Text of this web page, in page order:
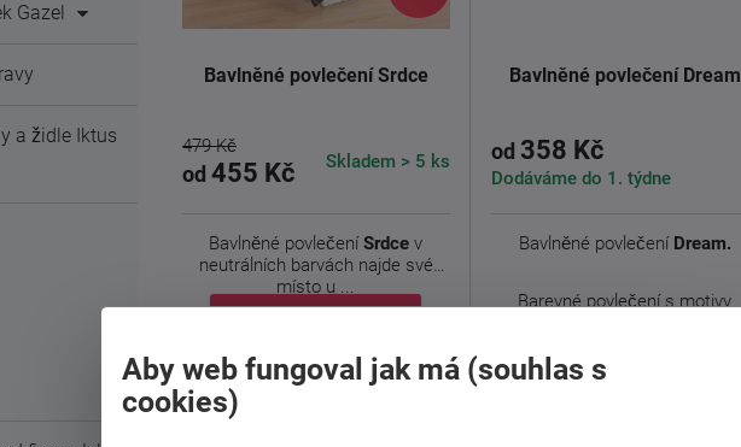
Gazel
a židle Iktus
Bavlněné povlečení Srdce
479 Kč
od 455 Kč Skladem > 5 ks
Bavlněné povlečeníSrdce v
neutrálních barvách najde své
místo u ...
Bavlněné povlečení Dream
od 358 Kč
Dodáváme do 1. týdne
Bavlněné povlečení Dream.
Barevné povlečení s motivy
Detail
Aby web fungoval jak má (souhlas s
cookies)